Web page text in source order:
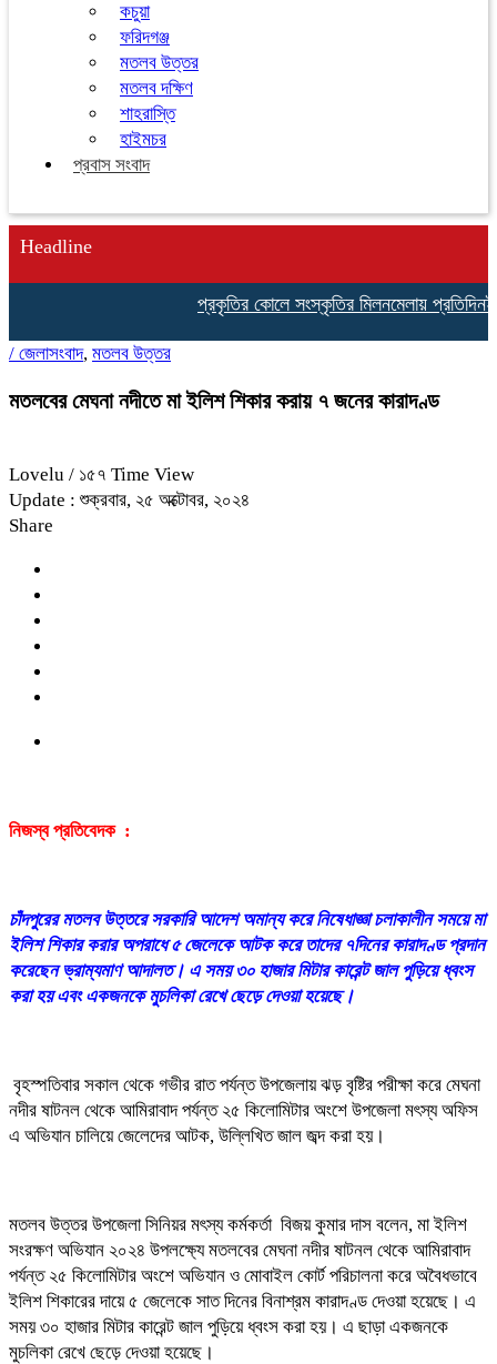
কচুয়া
ফরিদগঞ্জ
মতলব উত্তর
মতলব দক্ষিণ
শাহরাস্তি
হাইমচর
প্রবাস সংবাদ
Headline
প্রকৃতির কোলে সংস্কৃতির মিলনমেলায় প্রতিদিনই
/ জেলাসংবাদ, মতলব উত্তর
মতলবের মেঘনা নদীতে মা ইলিশ শিকার করায় ৭ জনের কারাদণ্ড
Lovelu / ১৫৭ Time View
Update : শুক্রবার, ২৫ অক্টোবর, ২০২৪
Share
নিজস্ব প্রতিবেদক :
চাঁদপুরের মতলব উত্তরে সরকারি আদেশ অমান্য করে নিষেধাজ্ঞা চলাকালীন সময়ে মা
ইলিশ শিকার করার অপরাধে ৫ জেলেকে আটক করে তাদের ৭দিনের কারাদণ্ড প্রদান
করেছেন ভ্রাম্যমাণ আদালত। এ সময় ৩০ হাজার মিটার কারেন্ট জাল পুড়িয়ে ধ্বংস
করা হয় এবং একজনকে মুচলিকা রেখে ছেড়ে দেওয়া হয়েছে।
বৃহস্পতিবার সকাল থেকে গভীর রাত পর্যন্ত উপজেলায় ঝড় বৃষ্টির পরীক্ষা করে মেঘনা
নদীর ষাটনল থেকে আমিরাবাদ পর্যন্ত ২৫ কিলোমিটার অংশে উপজেলা মৎস্য অফিস
এ অভিযান চালিয়ে জেলেদের আটক, উল্লিখিত জাল জব্দ করা হয়।
মতলব উত্তর উপজেলা সিনিয়র মৎস্য কর্মকর্তা বিজয় কুমার দাস বলেন, মা ইলিশ
সংরক্ষণ অভিযান ২০২৪ উপলক্ষ্যে মতলবের মেঘনা নদীর ষাটনল থেকে আমিরাবাদ
পর্যন্ত ২৫ কিলোমিটার অংশে অভিযান ও মোবাইল কোর্ট পরিচালনা করে অবৈধভাবে
ইলিশ শিকারের দায়ে ৫ জেলেকে সাত দিনের বিনাশ্রম কারাদণ্ড দেওয়া হয়েছে। এ
সময় ৩০ হাজার মিটার কারেন্ট জাল পুড়িয়ে ধ্বংস করা হয়। এ ছাড়া একজনকে
মুচলিকা রেখে ছেড়ে দেওয়া হয়েছে।